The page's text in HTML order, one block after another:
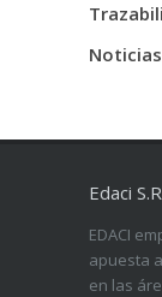
Noticias
Edaci
EDACI
apuesta
en las